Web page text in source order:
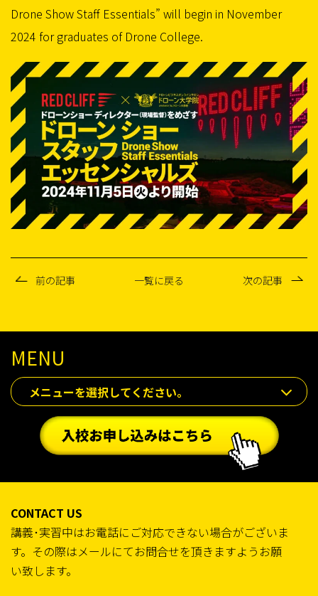
Drone Show Staff Essentials” will begin in November
2024 for graduates of Drone College.
前の記事 一覧に戻る 次の記事
MENU
メニューを選択してください。
CONTACT US
講義･実習中はお電話にご対応できない場合がございま
す。その際はメールにてお問合せを頂きますようお願
い致します。